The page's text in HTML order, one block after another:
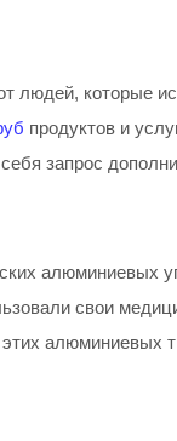
людей, которые
продуктов и
запрос
алюминиевых
свои
алюминиевых